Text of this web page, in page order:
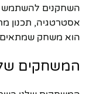
השחקנים להשתמש
אסטרטגיה, תכנון
הוא משחק שמתאים
המשחקים